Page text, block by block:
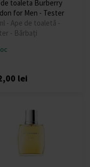
de toaleta Burberry
for Men - Tester
- Ape de toaletă -
- Bărbați
lei